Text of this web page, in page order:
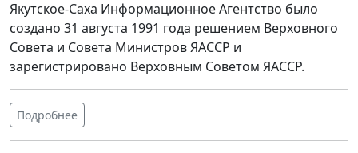
Якутское-Саха Информационное Агентство было
создано 31 августа 1991 года решением Верховного
Совета и Совета Министров ЯАССР и
зарегистрировано Верховным Советом ЯАССР.
Подробнее